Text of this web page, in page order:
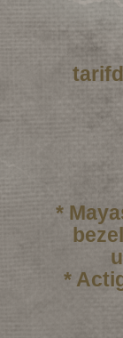
*
*